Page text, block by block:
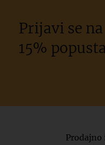
Prijavi se
15%
Prodajno